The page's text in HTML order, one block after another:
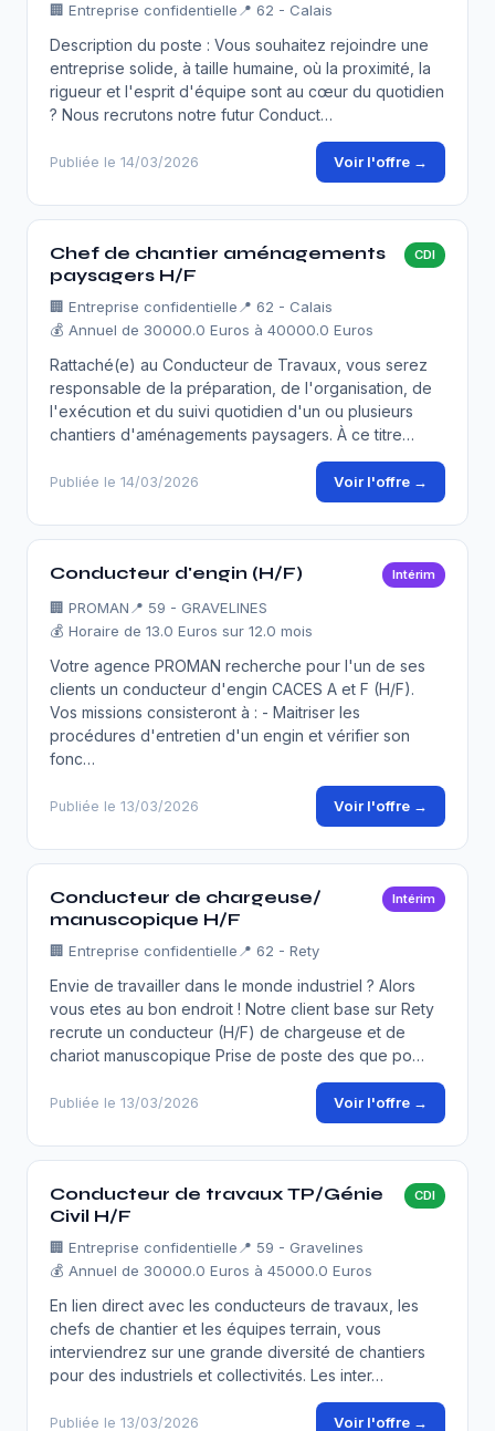
🏢 Entreprise confidentielle 📍 62 - Calais
Description du poste : Vous souhaitez rejoindre une
entreprise solide, à taille humaine, où la proximité, la
rigueur et l'esprit d'équipe sont au cœur du quotidien
? Nous recrutons notre futur Conduct…
Publiée le 14/03/2026 Voir l'offre →
Chef de chantier aménagements
paysagers H/F
CDI
🏢 Entreprise confidentielle 📍 62 - Calais
💰 Annuel de 30000.0 Euros à 40000.0 Euros
Rattaché(e) au Conducteur de Travaux, vous serez
responsable de la préparation, de l'organisation, de
l'exécution et du suivi quotidien d'un ou plusieurs
chantiers d'aménagements paysagers. À ce titre…
Publiée le 14/03/2026 Voir l'offre →
Conducteur d'engin (H/F) Intérim
🏢 PROMAN 📍 59 - GRAVELINES
💰 Horaire de 13.0 Euros sur 12.0 mois
Votre agence PROMAN recherche pour l'un de ses
clients un conducteur d'engin CACES A et F (H/F).
Vos missions consisteront à : - Maitriser les
procédures d'entretien d'un engin et vérifier son
fonc…
Publiée le 13/03/2026 Voir l'offre →
Conducteur de chargeuse/
manuscopique H/F
Intérim
🏢 Entreprise confidentielle 📍 62 - Rety
Envie de travailler dans le monde industriel ? Alors
vous etes au bon endroit ! Notre client base sur Rety
recrute un conducteur (H/F) de chargeuse et de
chariot manuscopique Prise de poste des que po…
Publiée le 13/03/2026 Voir l'offre →
Conducteur de travaux TP/Génie
Civil H/F
CDI
🏢 Entreprise confidentielle 📍 59 - Gravelines
💰 Annuel de 30000.0 Euros à 45000.0 Euros
En lien direct avec les conducteurs de travaux, les
chefs de chantier et les équipes terrain, vous
interviendrez sur une grande diversité de chantiers
pour des industriels et collectivités. Les inter…
Publiée le 13/03/2026 Voir l'offre →